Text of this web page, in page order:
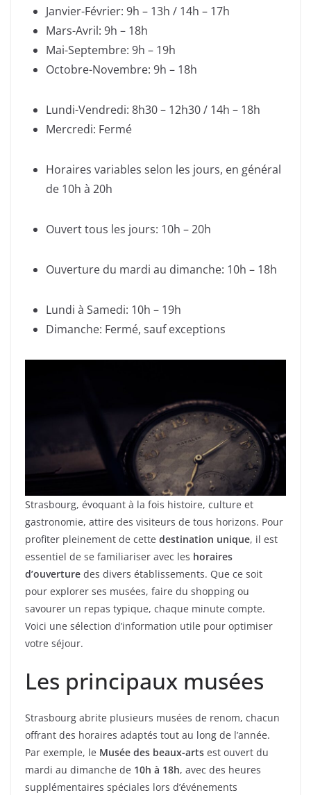
Janvier-Février: 9h – 13h / 14h – 17h
Mars-Avril: 9h – 18h
Mai-Septembre: 9h – 19h
Octobre-Novembre: 9h – 18h
Lundi-Vendredi: 8h30 – 12h30 / 14h – 18h
Mercredi: Fermé
Horaires variables selon les jours, en général
de 10h à 20h
Ouvert tous les jours: 10h – 20h
Ouverture du mardi au dimanche: 10h – 18h
Lundi à Samedi: 10h – 19h
Dimanche: Fermé, sauf exceptions
Strasbourg, évoquant à la fois histoire, culture et
gastronomie, attire des visiteurs de tous horizons. Pour
profiter pleinement de cette destination unique, il est
essentiel de se familiariser avec les horaires
d’ouverture des divers établissements. Que ce soit
pour explorer ses musées, faire du shopping ou
savourer un repas typique, chaque minute compte.
Voici une sélection d’information utile pour optimiser
votre séjour.
Les principaux musées
Strasbourg abrite plusieurs musées de renom, chacun
offrant des horaires adaptés tout au long de l’année.
Par exemple, le Musée des beaux-arts est ouvert du
mardi au dimanche de 10h à 18h, avec des heures
supplémentaires spéciales lors d’événements